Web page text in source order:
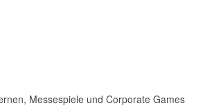
Messespiele und Corporate Games